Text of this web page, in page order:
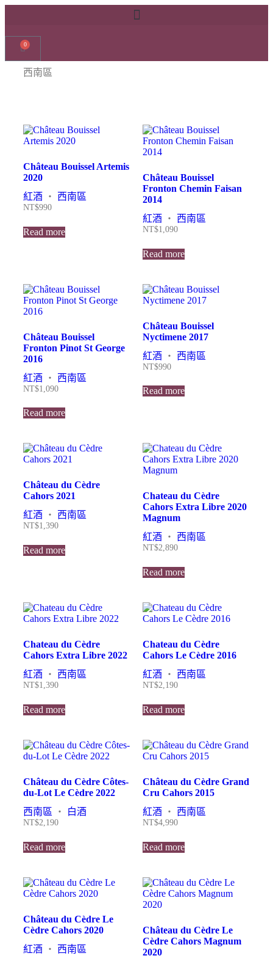
0
西南區
Château Bouissel Artemis
2020
紅酒 ・ 西南區
NT$990
Read more
Château Bouissel
Fronton Chemin Faisan
2014
紅酒 ・ 西南區
NT$1,090
Read more
Château Bouissel
Fronton Pinot St George
2016
紅酒 ・ 西南區
NT$1,090
Read more
Château Bouissel
Nyctimene 2017
紅酒 ・ 西南區
NT$990
Read more
Château du Cèdre
Cahors 2021
紅酒 ・ 西南區
NT$1,390
Read more
Chateau du Cèdre
Cahors Extra Libre 2020
Magnum
紅酒 ・ 西南區
NT$2,890
Read more
Chateau du Cèdre
Cahors Extra Libre 2022
紅酒 ・ 西南區
NT$1,390
Read more
Chateau du Cèdre
Cahors Le Cèdre 2016
紅酒 ・ 西南區
NT$2,190
Read more
Château du Cèdre Côtes-
du-Lot Le Cèdre 2022
西南區
・ 白酒
NT$2,190
Read more
Château du Cèdre Grand
Cru Cahors 2015
紅酒 ・ 西南區
NT$4,990
Read more
Château du Cèdre Le
Cèdre Cahors 2020
紅酒 ・ 西南區
Château du Cèdre Le
Cèdre Cahors Magnum
2020